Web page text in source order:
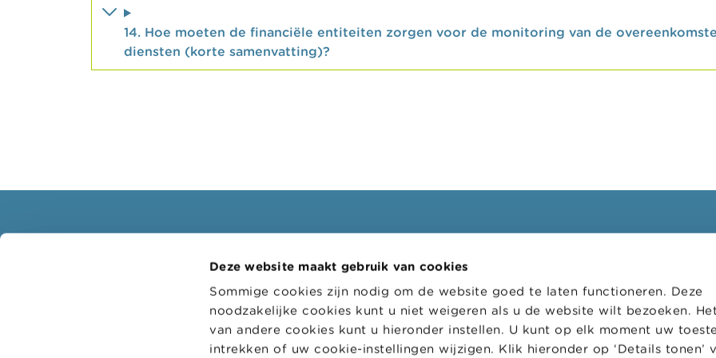
Deze website maakt gebruik van cookies
Sommige cookies zijn nodig om de website goed te laten functioneren. Deze
noodzakelijke cookies kunt u niet weigeren als u de website wilt bezoeken.
van andere cookies kunt u hieronder instellen. U kunt op elk moment uw
intrekken of uw cookie-instellingen wijzigen. Klik hieronder op ‘Details tonen’
14. Hoe moeten de financiële entiteiten zorgen voor de monitoring van de
diensten (korte samenvatting)?
Waarschuwingen & sancties
Doelgroepen
Thema's
Digitaal loket
Administratieve sancties
Nieuws & Waarschuwingen
Links
Contact